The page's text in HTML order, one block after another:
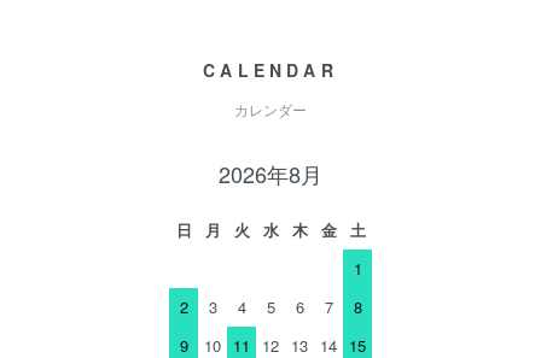
CALENDAR
カレンダー
2026年8月
日 月 火 水 木 金
土
1
2
3 4 5 6 7
8
9
10 11 12 13 14 15